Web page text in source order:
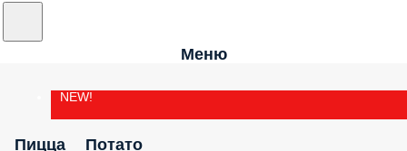
Меню
NEW!
Пицца Потато